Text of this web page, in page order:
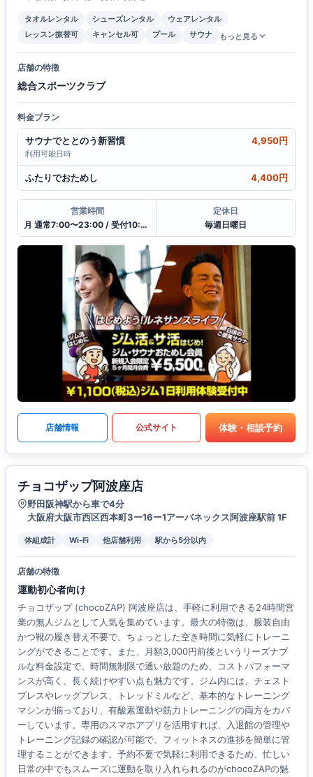
タオルレンタル シューズレンタル
ウェアレンタル
レッスン振替可
キャンセル可 プール サウナ もっと見る
店舗の特徴
総合スポーツクラブ
料金プラン
サウナでととのう新習慣 4,950円
利用可能日時
ふたりでおためし 4,400円
営業時間
月 通常7:00〜23:00 / 受付10:00〜21:00
定休日
毎週日曜日
店舗情報 公式サイト 体験・相談予約
チョコザップ阿波座店
野田阪神駅から車で4分
大阪府大阪市西区西本町3ー16ー1アーバネックス阿波座駅前 1F
体組成計 Wi-Fi 他店舗利用 駅から5分以内
店舗の特徴
運動初心者向け
チョコザップ (chocoZAP) 阿波座店は、手軽に利用できる24時間営
業の無人ジムとして人気を集めています。最大の特徴は、服装自由
かつ靴の履き替え不要で、ちょっとした空き時間に気軽にトレーニ
ングができることです。また、月額3,000円前後というリーズナブ
ルな料金設定で、時間無制限で通い放題のため、コストパフォーマ
ンスが高く、長く続けやすい点も魅力です。ジム内には、チェスト
プレスやレッグプレス、トレッドミルなど、基本的なトレーニング
マシンが揃っており、有酸素運動や筋力トレーニングの両方をカバ
ーしています。専用のスマホアプリを活用すれば、入退館の管理や
トレーニング記録の確認が可能で、フィットネスの進捗を簡単に管
理することができます。予約不要で気軽に利用できるため、忙しい
日常の中でもスムーズに運動を取り入れられるのがchocoZAPの魅